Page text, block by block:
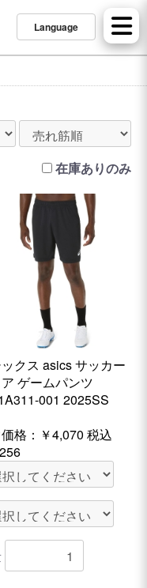
Language
在庫ありのみ
クス asics サッカー
ゲームパンツ
001 2025SS
格： ￥4,070 税込